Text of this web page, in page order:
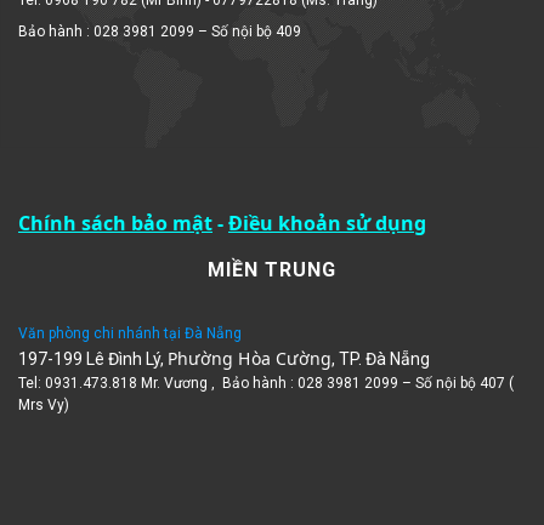
Bảo hành : 028 3981 2099 – Số nội bộ 409
Chính sách bảo mật Điều khoản sử dụng
MIỀN TRUNG
197-199 Lê Đình Lý,Phường Hòa Cường
Tel: 0931.473.818 Mr. Vương , Bảo hành : 028 3981 2099 – Số nội bộ 407 (
Mrs Vy)